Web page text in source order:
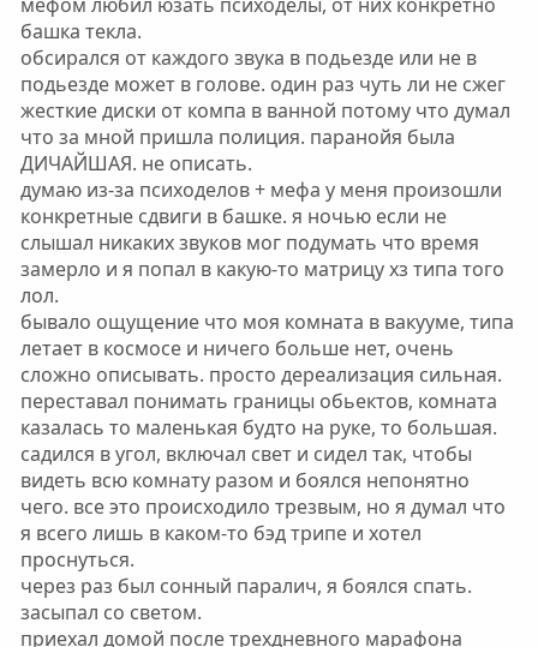
башка текла.
обсирался от каждого звука в подьезде или не в
подьезде может в голове. один раз чуть ли не сжег
жесткие диски от компа в ванной потому что думал
что за мной пришла полиция. паранойя была
ДИЧАЙШАЯ. не описать.
думаю из-за психоделов + мефа у меня произошли
конкретные сдвиги в башке. я ночью если не
слышал никаких звуков мог подумать что время
замерло и я попал в какую-то матрицу хз типа того
лол.
бывало ощущение что моя комната в вакууме, типа
летает в космосе и ничего больше нет, очень
сложно описывать. просто дереализация сильная.
переставал понимать границы обьектов, комната
казалась то маленькая будто на руке, то большая.
садился в угол, включал свет и сидел так, чтобы
видеть всю комнату разом и боялся непонятно
чего. все это происходило трезвым, но я думал что
я всего лишь в каком-то бэд трипе и хотел
проснуться.
через раз был сонный паралич, я боялся спать.
засыпал со светом.
приехал домой после трехдневного марафона